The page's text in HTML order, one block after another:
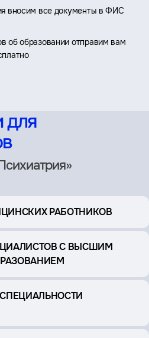
вносим все документы в ФИС
об образовании отправим вам
для
РАБОТНИКОВ
С ВЫСШИМ